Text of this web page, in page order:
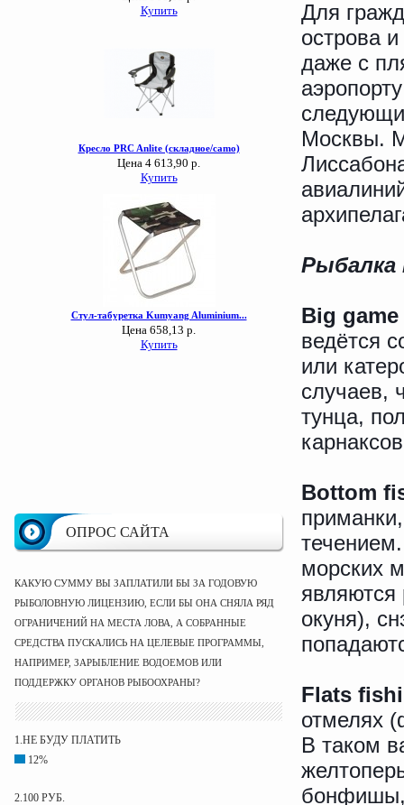
ОПРОС САЙТА
КАКУЮ СУММУ ВЫ ЗАПЛАТИЛИ БЫ ЗА ГОДОВУЮ
РЫБОЛОВНУЮ ЛИЦЕНЗИЮ, ЕСЛИ БЫ ОНА СНЯЛА РЯД
ОГРАНИЧЕНИЙ НА МЕСТА ЛОВА, А СОБРАННЫЕ
СРЕДСТВА ПУСКАЛИСЬ НА ЦЕЛЕВЫЕ ПРОГРАММЫ,
НАПРИМЕР, ЗАРЫБЛЕНИЕ ВОДОЕМОВ ИЛИ
ПОДДЕРЖКУ ОРГАНОВ РЫБООХРАНЫ?
1.НЕ БУДУ ПЛАТИТЬ
12%
2.100 РУБ.
Для
острова
даже с
Москвы.
Рыбалка
Big
ведётся
или
случаев,
тунца,
Bottom
морских
являются
окуня),
Flats
отмелях
В таком
бонфишы,